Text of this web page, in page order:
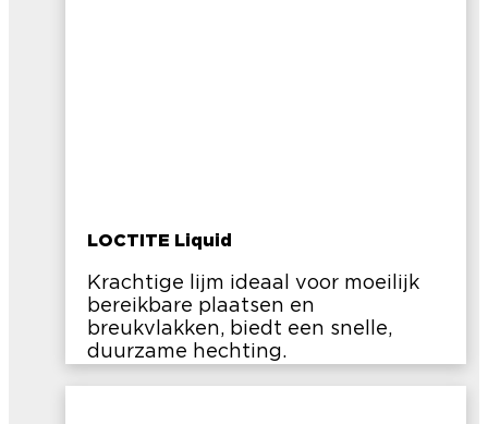
LOCTITE Liquid
Krachtige lijm ideaal voor moeilijk
bereikbare plaatsen en
breukvlakken, biedt een snelle,
duurzame hechting.